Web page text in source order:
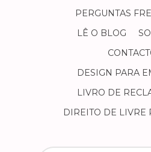
PERGUNTAS
LÊ O BLOG
DESIGN PARA
LIVRO DE
DIREITO DE LIVRE